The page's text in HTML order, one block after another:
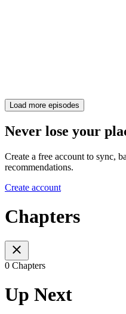
Load more episodes
Never lose your
Create a free account to sync,
recommendations.
Create account
Chapters
0 Chapters
Up Next